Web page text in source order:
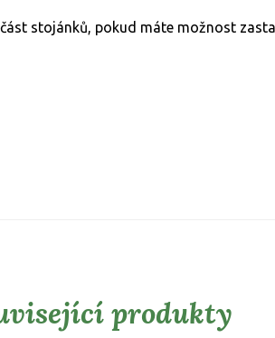
produkty
stojánků, pokud máte možnost